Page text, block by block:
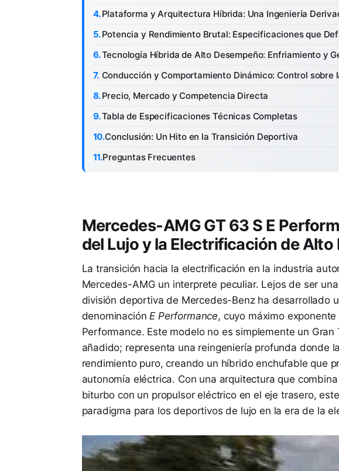
Plataforma y Arquitectura Híbrida: Una Ingeniería
Potencia y Rendimiento Brutal: Especificaciones que
Tecnología Híbrida de Alto Desempeño: Enfriamiento y
Conducción y Comportamiento Dinámico: Control sobre
Precio, Mercado y Competencia Directa
Tabla de Especificaciones Técnicas Completas
Conclusión: Un Hito en la Transición Deportiva
Preguntas Frecuentes
Mercedes-AMG GT 63 S E
del Lujo y la Electrificación de
La transición hacia la electrificación en la industria
Mercedes-AMG un interprete peculiar. Lejos de ser
división deportiva de Mercedes-Benz ha desarrollado
denominación E Performance, cuyo máximo
Performance. Este modelo no es simplemente un
añadido; representa una reingeniería profunda donde
rendimiento puro, creando un híbrido enchufable que
autonomía eléctrica. Con una arquitectura que
biturbo con un propulsor eléctrico en el eje trasero,
paradigma para los deportivos de lujo en la era de la